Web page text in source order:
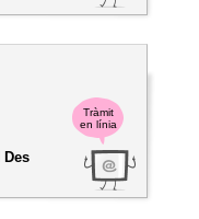
Tràmit
en línia
Des